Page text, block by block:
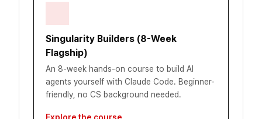
Singularity Builders (8-Week
Flagship)
An 8-week hands-on course to build AI
agents yourself with Claude Code. Beginner-
friendly, no CS background needed.